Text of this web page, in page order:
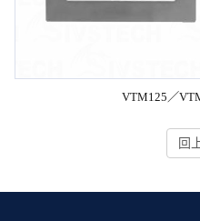
VTM125／
回